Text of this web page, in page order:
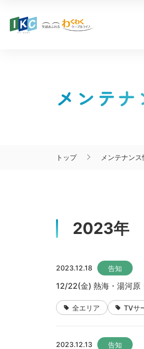
サービス
インフォメーシ
コミュニティチ
法人・行政・団体
SERVICE
サービス
インフォメーシ
FOR
メンテ
トップ メンテナンス
2023年
2023.12.18 告知
12/22(金) 熱海・湯河
全エリア TVサ
2023.12.13 告知